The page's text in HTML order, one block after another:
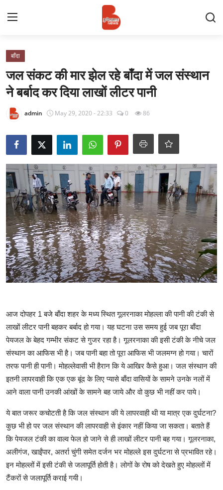
Contact
प्रमुख ख़बर
अपना शहर
राज्य
बुन्देलखण्ड
वीडियो
क्राइम
स्पोर्ट्स
मनोरंजन
बाँदा
जल संकट की मार झेल रहे बाँदा में जल संस्थान
ने बर्बाद कर दिया लाखों लीटर पानी
admin May 29, 2020 - 22:33 0 86
आज दोपहर 1 बजे बाँदा शहर के मध्य स्थित गूलरनाका मोहल्ला की पानी की टंकी से
लाखों लीटर पानी बहकर बर्बाद हो गया। यह घटना उस समय हुई जब पूरा बाँदा
पेयजल के बेहद गम्भीर संकट से गुजर रहा है। गूलरनाका की इसी टंकी के नीचे जल
संस्थान का आफिस भी है। जब पानी बहा तो पूरा आफिस भी जलमग्न हो गया। चारों
तरफ पानी ही पानी। मोहल्लेवासी भी हैरान कि ये आखिर कैसे हुआ। जल संस्थान की
इतनी लापरवाही कि एक एक बूंद के लिए प्यासे बाँदा वासियों के सामने उनके नलों में
आने वाला पानी उनकी आंखों के सामने बह जाये और वो कुछ भी नहीं कर पाये।
ये बात जरूर कचोटती है कि जल संस्थान की ये लापरवाही थी या मात्र एक दुर्घटना?
कुछ भी हो पर जल संस्थान की लापरवाही से इंकार नहीं किया जा सकता। बताते हैं
कि पेयजल टंकी का वाल्व फेल हो जाने से ही लाखों लीटर पानी बह गया। गूलरनाका,
अलीगंज, खाईंपार, अतर्रा चुंगी समेत दर्जन भर मोहल्ले इस दुर्घटना से प्रभावित रहे।
इन मोहल्लों में इसी टंकी से जलापूर्ति होती है। लोगों के रोष को देखते हुए मोहल्लों में
टैंकरों से जलापूर्ति कराई गयी।